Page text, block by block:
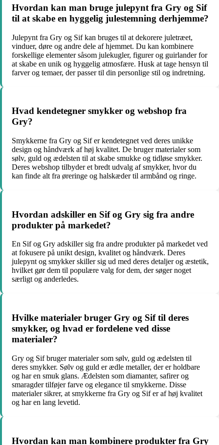
Hvordan kan man bruge julepynt fra Gry og Sif
til at skabe en hyggelig julestemning derhjemme?
Julepynt fra Gry og Sif kan bruges til at dekorere juletræet,
vinduer, døre og andre dele af hjemmet. Du kan kombinere
forskellige elementer såsom julekugler, figurer og guirlander for
at skabe en unik og hyggelig atmosfære. Husk at tage hensyn til
farver og temaer, der passer til din personlige stil og indretning.
Hvad kendetegner smykker og webshop fra
Gry?
Smykkerne fra Gry og Sif er kendetegnet ved deres unikke
design og håndværk af høj kvalitet. De bruger materialer som
sølv, guld og ædelsten til at skabe smukke og tidløse smykker.
Deres webshop tilbyder et bredt udvalg af smykker, hvor du
kan finde alt fra øreringe og halskæder til armbånd og ringe.
Hvordan adskiller en Sif og Gry sig fra andre
produkter på markedet?
En Sif og Gry adskiller sig fra andre produkter på markedet ved
at fokusere på unikt design, kvalitet og håndværk. Deres
julepynt og smykker skiller sig ud med deres detaljer og æstetik,
hvilket gør dem til populære valg for dem, der søger noget
særligt og anderledes.
Hvilke materialer bruger Gry og Sif til deres
smykker, og hvad er fordelene ved disse
materialer?
Gry og Sif bruger materialer som sølv, guld og ædelsten til
deres smykker. Sølv og guld er ædle metaller, der er holdbare
og har en smuk glans. Ædelsten som diamanter, safirer og
smaragder tilføjer farve og elegance til smykkerne. Disse
materialer sikrer, at smykkerne fra Gry og Sif er af høj kvalitet
og har en lang levetid.
Hvordan kan man kombinere produkter fra Gry